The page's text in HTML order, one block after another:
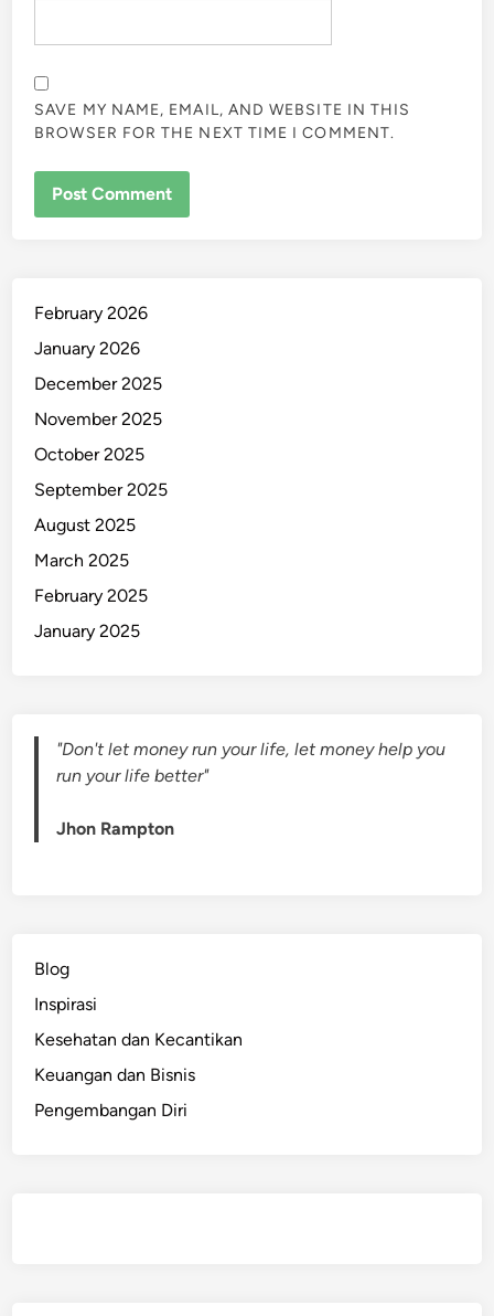
SAVE MY NAME, EMAIL, AND WEBSITE IN THIS
BROWSER FOR THE NEXT TIME I COMMENT.
February 2026
January 2026
December 2025
November 2025
October 2025
September 2025
August 2025
March 2025
February 2025
January 2025
"Don't let money run your life, let money help you
run your life better"
Jhon Rampton
Blog
Inspirasi
Kesehatan dan Kecantikan
Keuangan dan Bisnis
Pengembangan Diri